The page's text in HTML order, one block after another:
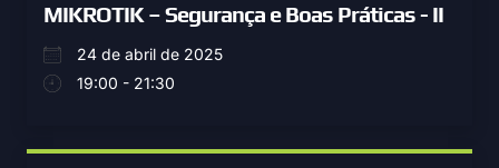
MIKROTIK – Segurança e Boas Práticas - II
24 de abril de 2025
19:00 - 21:30